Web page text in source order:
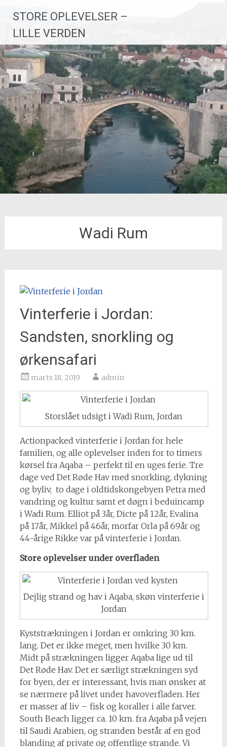
indhold
STORE OPLEVELSER –
LILLE VERDEN
Wadi Rum
Vinterferie i Jordan:
Sandsten, snorkling og
ørkensafari
marts 18, 2019 admin
Storslået udsigt i Wadi Rum, Jordan
Actionpacked vinterferie i Jordan for hele
familien, og alle oplevelser inden for to timers
kørsel fra Aqaba – perfekt til en uges ferie. Tre
dage ved Det Røde Hav med snorkling, dykning
og byliv, to dage i oldtidskongebyen Petra med
vandring og kultur samt et døgn i beduincamp
i Wadi Rum. Elliot på 3år, Dicte på 12år, Evalina
på 17år, Mikkel på 46år, morfar Orla på 69år og
44-årige Rikke var på vinterferie i Jordan.
Store oplevelser under overfladen
Dejlig strand og hav i Aqaba, skøn vinterferie i
Jordan
Kyststrækningen i Jordan er omkring 30 km.
lang. Det er ikke meget, men hvilke 30 km.
Midt på strækningen ligger Aqaba lige ud til
Det Røde Hav. Det er særligt strækningen syd
for byen, der er interessant, hvis man ønsker at
se nærmere på livet under havoverfladen. Her
er masser af liv – fisk og koraller i alle farver.
South Beach ligger ca. 10 km. fra Aqaba på vejen
til Saudi Arabien, og stranden består af en god
blanding af private og offentlige strande. Vi